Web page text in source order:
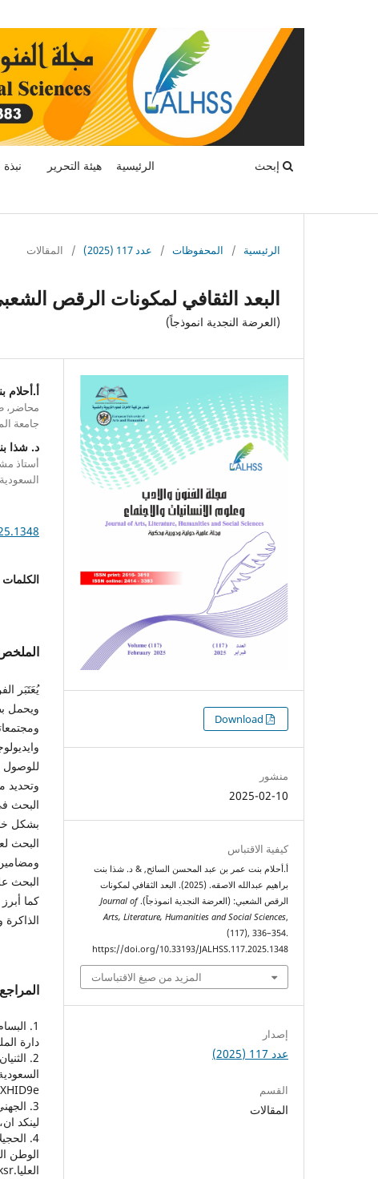
الرئيسية هيئة التحرير إبحث
الرئيسية / المحفوظات / عدد 117 (2025) / المقالات
البعد الثقافي لمكونات الرقص
(العرضة النجدية انموذجاً)
محاضر،
جامعة
د. شذا
أستاذ
السعودية
الكلمات
يُعَتَبَر
ويحمل
للوصول
وتحديد
البحث
بشكل
البحث
البحث
كما
الذاكرة
المراجع
دارة
لينكد ان، https://www.linkedin.com/pulse/%D9%8
الوطن
العليا.https://www.google.jo/booksr
التنزيلات
منشور
2025-02-10
كيفية الاقتباس
أ.أحلام بنت عمر بن عبد المحسن السائح, & د. شذا بنت
براهيم عبدالله الاصقه. (2025). البعد الثقافي لمكونات
الرقص الشعبي: (العرضة النجدية انموذجاً).Journal of
Arts, Literature, Humanities and Social Sciences,
(117), 336–354.
https://doi.org/10.33193/JALHSS.117.2025.1348
المزيد من صيغ الاقتباسات
إصدار
عدد 117 (2025)
القسم
المقالات